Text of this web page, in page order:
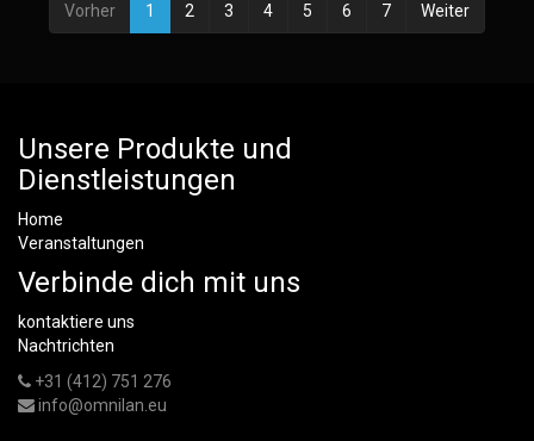
Vorher 1 2 3 4 5 6 7 Weiter
Unsere Produkte und
Dienstleistungen
Home
Veranstaltungen
Verbinde dich mit uns
kontaktiere uns
Nachtrichten
+31 (412) 751 276
info@omnilan.eu